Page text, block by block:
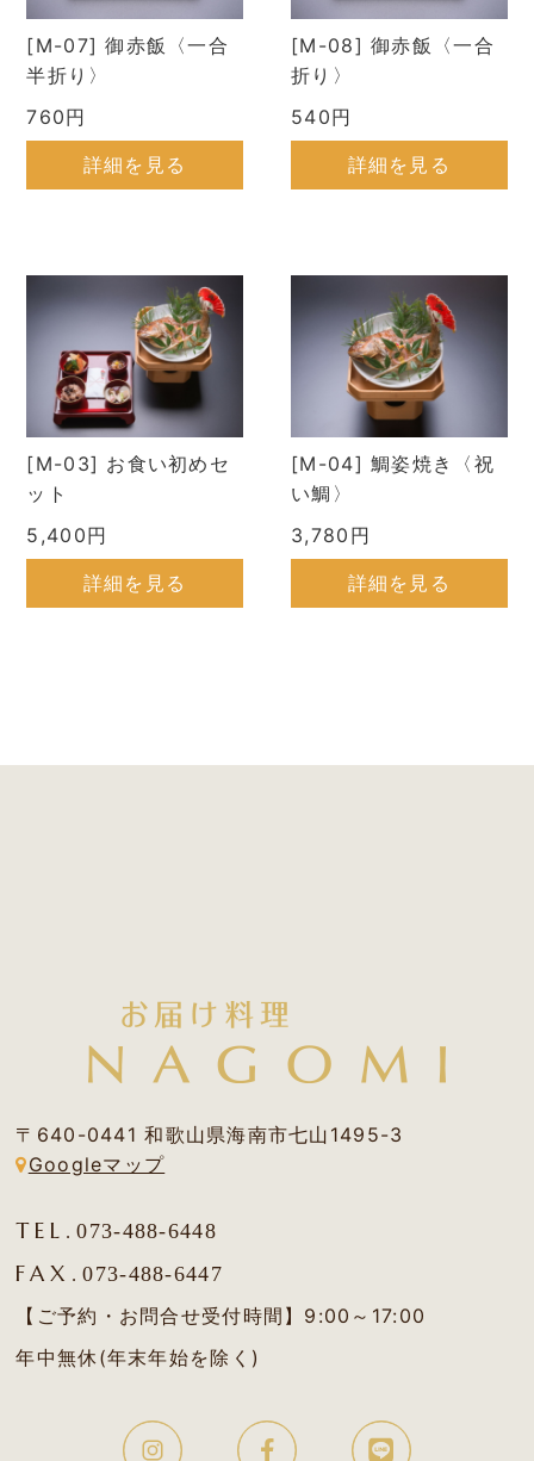
[M-07] 御赤飯〈一合
半折り〉
760円
詳細を見る
[M-08] 御赤飯〈一合
折り〉
540円
詳細を見る
[M-03] お食い初めセ
ット
5,400円
詳細を見る
[M-04] 鯛姿焼き〈祝
い鯛〉
3,780円
詳細を見る
〒640-0441 和歌山県海南市七山1495-3
Googleマップ
TEL.073-488-6448
FAX.073-488-6447
【ご予約・お問合せ受付時間】9:00～17:00
年中無休(年末年始を除く)